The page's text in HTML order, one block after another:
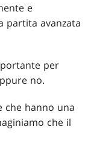
e
partita avanzata
per
no.
che hanno una
che il